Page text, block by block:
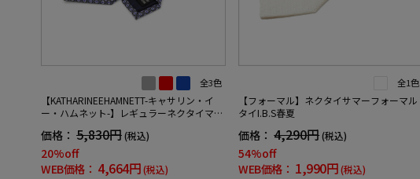
全3色
【KATHARINEEHAMNETT-キャサリン・イ
ー・ハムネット-】レギュラーネクタイマイ
価格： 5,830円(税込)
20%off
WEB価格： 4,664円(税込)
全1色
【フォーマル】ネクタイサマーフォーマル
タイI.B.S春夏
価格： 4,290円(税込)
54%off
WEB価格： 1,990円(税込)